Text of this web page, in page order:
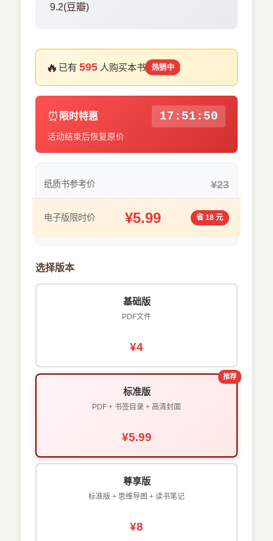
9.2(豆瓣)
🔥 已有595 人购买本书 热销中
⏰ 限时特惠 17:51:50
活动结束后恢复原价
纸质书参考价 ¥23
电子版限时价 ¥5.99 省 18 元
选择版本
基础版
PDF文件
¥4
推荐
标准版
PDF + 书签目录 + 高清封面
¥5.99
尊享版
标准版 + 思维导图 + 读书笔记
¥8